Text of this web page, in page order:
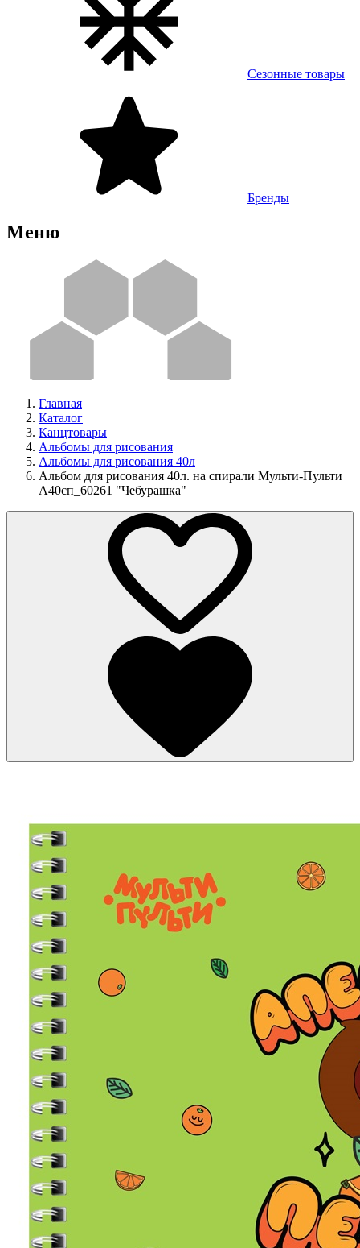
Сезонные товары
Бренды
Меню
Главная
Каталог
Канцтовары
Альбомы для рисования
Альбомы для рисования 40л
Альбом для рисования 40л. на спирали Мульти-Пульти
А40сп_60261 "Чебурашка"